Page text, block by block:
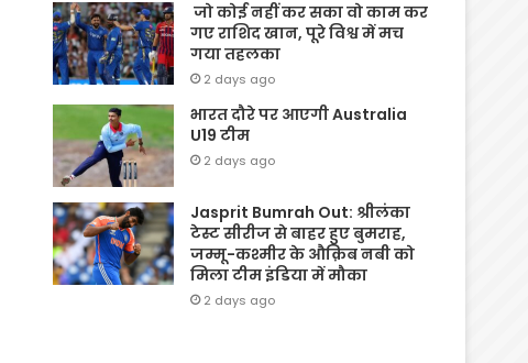
जो कोई नहीं कर सका वो काम कर
गए राशिद खान, पूरे विश्व में मच
गया तहलका
2 days ago
भारत दौरे पर आएगी Australia
U19 टीम
2 days ago
Jasprit Bumrah Out: श्रीलंका
टेस्ट सीरीज से बाहर हुए बुमराह,
जम्मू-कश्मीर के औक़िब नबी को
मिला टीम इंडिया में मौका
2 days ago